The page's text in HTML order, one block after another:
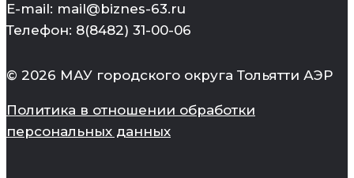
E-mail: mail@biznes-63.ru
Телефон: 8(8482) 31-00-06
© 2026 МАУ городского округа Тольятти АЭР
Политика в отношении обработки
персональных данных